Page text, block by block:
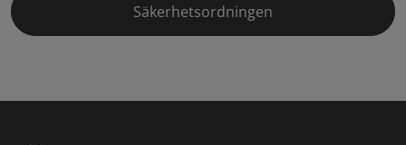
Säkerhetsordningen